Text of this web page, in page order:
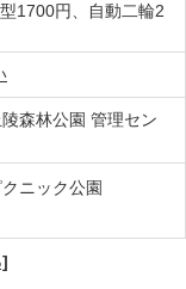
1700円、自動二輪2
森林公園 管理セン
クニック公園